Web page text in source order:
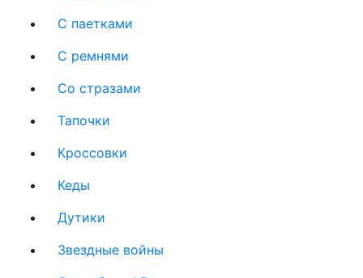
С паетками
С ремнями
Со стразами
Тапочки
Кроссовки
Кеды
Дутики
Звездные войны